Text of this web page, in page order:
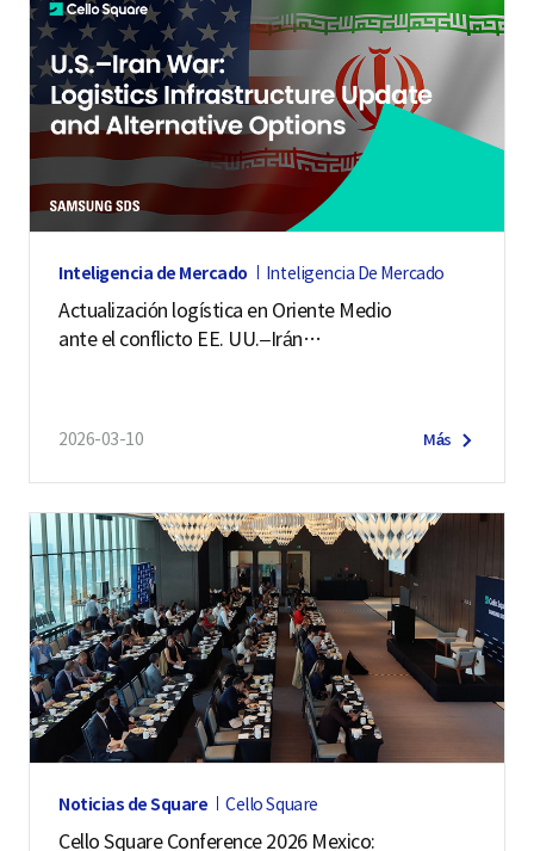
Inteligencia de Mercado Inteligencia De Mercado
Actualización logística en Oriente Medio
ante el conflicto EE. UU.–Irán
2026-03-10 Más
Noticias de Square Cello Square
Cello Square Conference 2026 Mexico: